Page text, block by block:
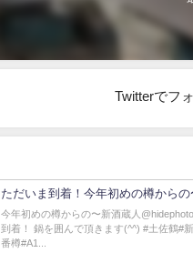
Twitterでフ
ただいま到着！今年初めの樽からの
今年初めの樽からの〜新酒蔵人
到着！ 鍋を囲んで頂きます(^^) #土佐鶴#
番樽#A1...